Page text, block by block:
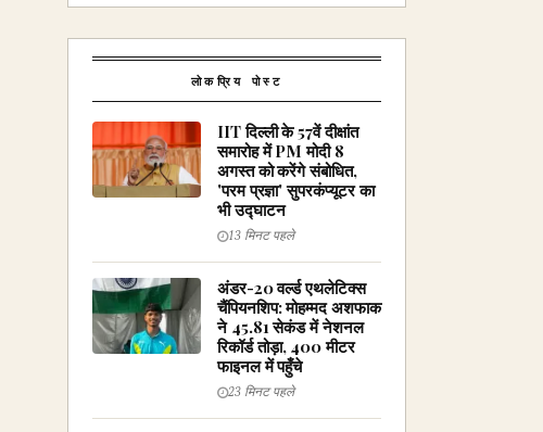
लोकप्रिय पोस्ट
IIT दिल्ली के 57वें दीक्षांत
समारोह में PM मोदी 8
अगस्त को करेंगे संबोधित,
'परम प्रज्ञा' सुपरकंप्यूटर का
भी उद्घाटन
13 मिनट पहले
अंडर-20 वर्ल्ड एथलेटिक्स
चैंपियनशिप: मोहम्मद अशफाक
ने 45.81 सेकंड में नेशनल
रिकॉर्ड तोड़ा, 400 मीटर
फाइनल में पहुँचे
23 मिनट पहले